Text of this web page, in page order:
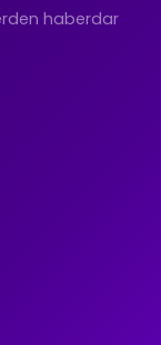
haberdar